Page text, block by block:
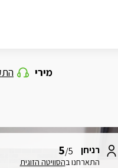
מירי
רניחן 5/5
התארחנו בהסוויטה הזוגית